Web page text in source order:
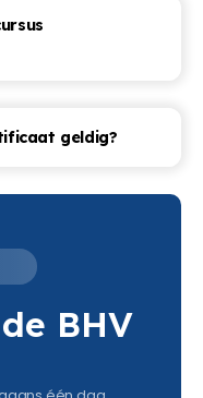
geldig?
BHV